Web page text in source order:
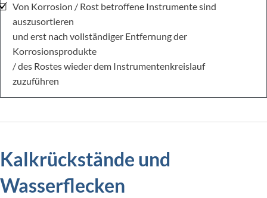
Von Korrosion / Rost betroffene Instrumente sind
auszusortieren
und erst nach vollständiger Entfernung der
Korrosionsprodukte
/ des Rostes wieder dem Instrumentenkreislauf
zuzuführen
Kalkrückstände und
Wasserflecken